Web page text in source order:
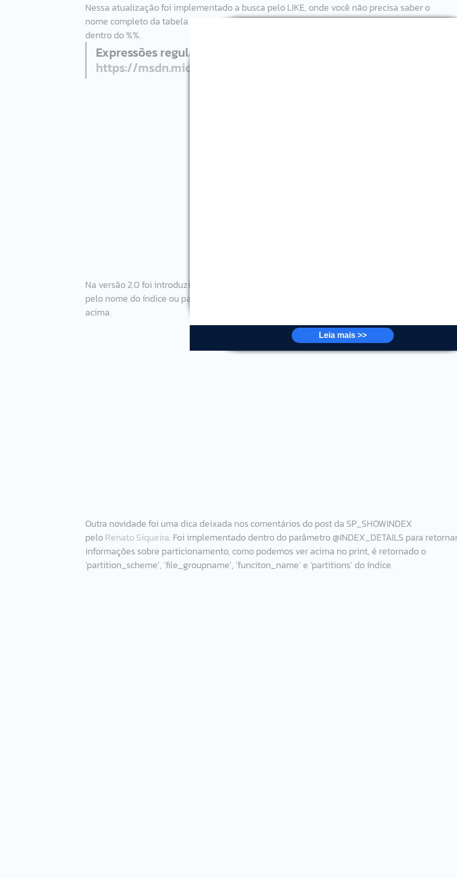
Leia mais >>
Nessa atualização foi implementado a busca pelo LIKE, onde você não precisa saber o
nome completo da tabela e pode utilizar expressões regulares para filtrar a tabela que
dentro do %%.
Expressões regulares no SQL Server
https://msdn.microsoft.com/pt-br/library/ms174214.aspx
Na versão 2.0 foi introduzido também o parâmetro @INDEX_NAME onde você pode fazer
pelo nome do índice ou parte dele utilizando expressões regulares assim como já citado
acima.
Outra novidade foi uma dica deixada nos comentários do post da SP_SHOWINDEX
pelo Renato Siqueira. Foi implementado dentro do parâmetro @INDEX_DETAILS para
informações sobre particionamento, como podemos ver acima no print, é retornado o
‘partition_scheme’, ‘file_groupname’, ‘funciton_name’ e ‘partitions’ do índice.